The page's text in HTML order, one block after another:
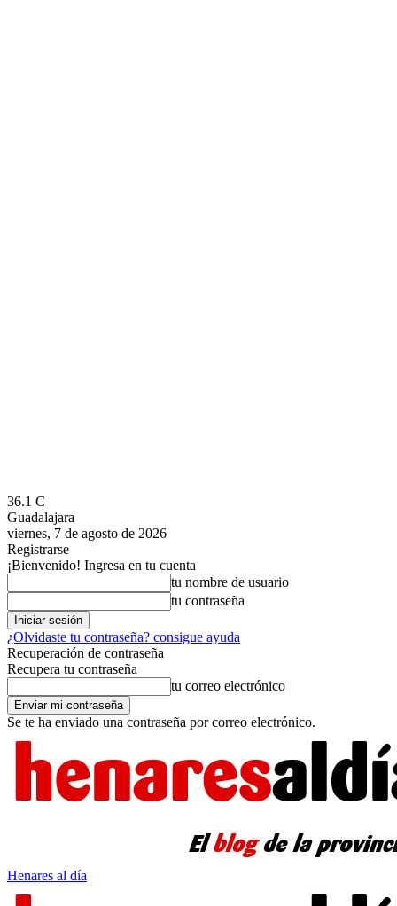
36.1 C
Guadalajara
viernes, 7 de agosto de 2026
Registrarse
¡Bienvenido! Ingresa en tu cuenta
tu nombre de usuario
tu contraseña
¿Olvidaste tu contraseña? consigue ayuda
Recuperación de contraseña
Recupera tu contraseña
tu correo electrónico
Se te ha enviado una contraseña por correo electrónico.
Henares al día